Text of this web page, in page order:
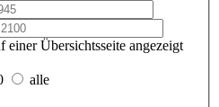
einer Übersichtsseite angezeigt
alle